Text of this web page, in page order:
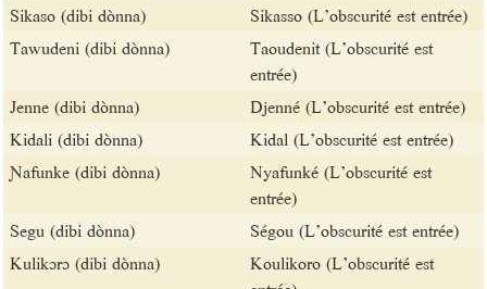
Sikaso (dibi dònna)
Sikasso (L’obscurité est entrée)
Tawudeni (dibi dònna)
Taoudenit (L’obscurité est
entrée)
Jenne (dibi dònna)
Djenné (L’obscurité est entrée)
Kidali (dibi dònna)
Kidal (L’obscurité est entrée)
Ɲafunke (dibi dònna)
Nyafunké (L’obscurité est
entrée)
Segu (dibi dònna)
Ségou (L’obscurité est entrée)
Kulikɔrɔ (dibi dònna)
Koulikoro (L’obscurité est